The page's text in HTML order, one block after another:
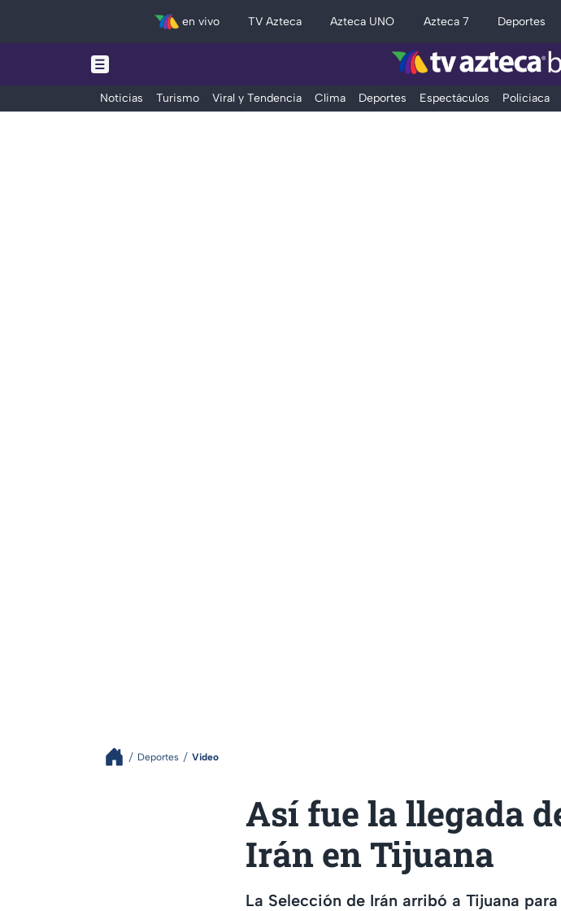
en vivo TV Azteca Azteca UNO Azteca 7 Deportes
Noticias Turismo Viral y Tendencia Clima Deportes Espectáculos Policiaca
Deportes Video
Así fue la llegada
Irán en Tijuana
La Selección de Irán arribó a Tijuana